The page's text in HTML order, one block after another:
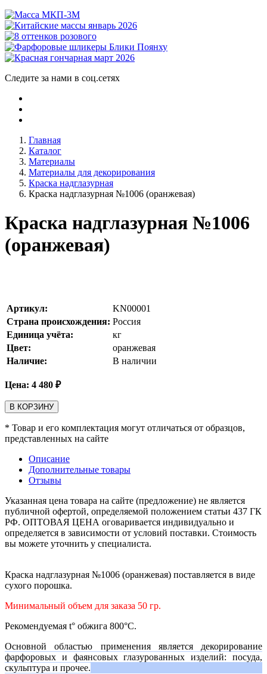
Следите за нами в соц.сетях
Главная
Каталог
Материалы
Материалы для декорирования
Краска надглазурная
Краска надглазурная №1006 (оранжевая)
Краска надглазурная №1006
(оранжевая)
Артикул:
KN00001
Страна происхождения: Россия
Единица учёта:
кг
Цвет:
оранжевая
Наличие:
В наличии
Цена: 4 480 ₽
В КОРЗИНУ
* Товар и его комплектация могут отличаться от образцов,
представленных на сайте
Описание
Дополнительные товары
Отзывы
Указанная цена товара на сайте (предложение) не является
публичной офертой, определяемой положением статьи 437 ГК
РФ. ОПТОВАЯ ЦЕНА оговаривается индивидуально и
определяется в зависимости от условий поставки. Стоимость
вы можете уточнить у специалиста.
Краска надглазурная №1006 (оранжевая) поставляется в виде
сухого порошка.
Минимальный объем для заказа 50 гр.
Рекомендуемая t° обжига 800°С.
Основной областью применения является декорирование
фарфоровых и фаянсовых глазурованных изделий: посуда,
скульптура и прочее.